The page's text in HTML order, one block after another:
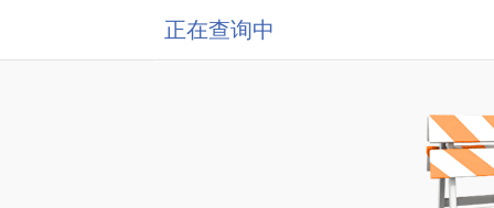
正在查询中